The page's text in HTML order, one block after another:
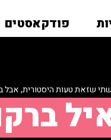
פודקאסטים
שזאת טעות היסטורית, אבל